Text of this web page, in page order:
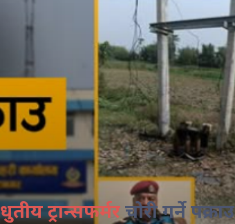
ट्रान्सफर्मरचोरी गर्ने पक्राउ